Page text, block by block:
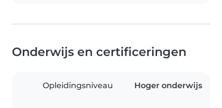
Onderwijs en certificeringen
Opleidingsniveau Hoger onderwijs